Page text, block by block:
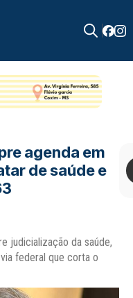
for:
agenda em
de saúde e
judicialização da saúde,
federal que corta o